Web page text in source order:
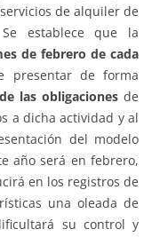
de alquiler de
establece que la
de febrero de cada
presentar de forma
las obligacionesde
a dicha actividad y al
del modelo
año será en febrero,
en los registros de
una oleada de
su control y